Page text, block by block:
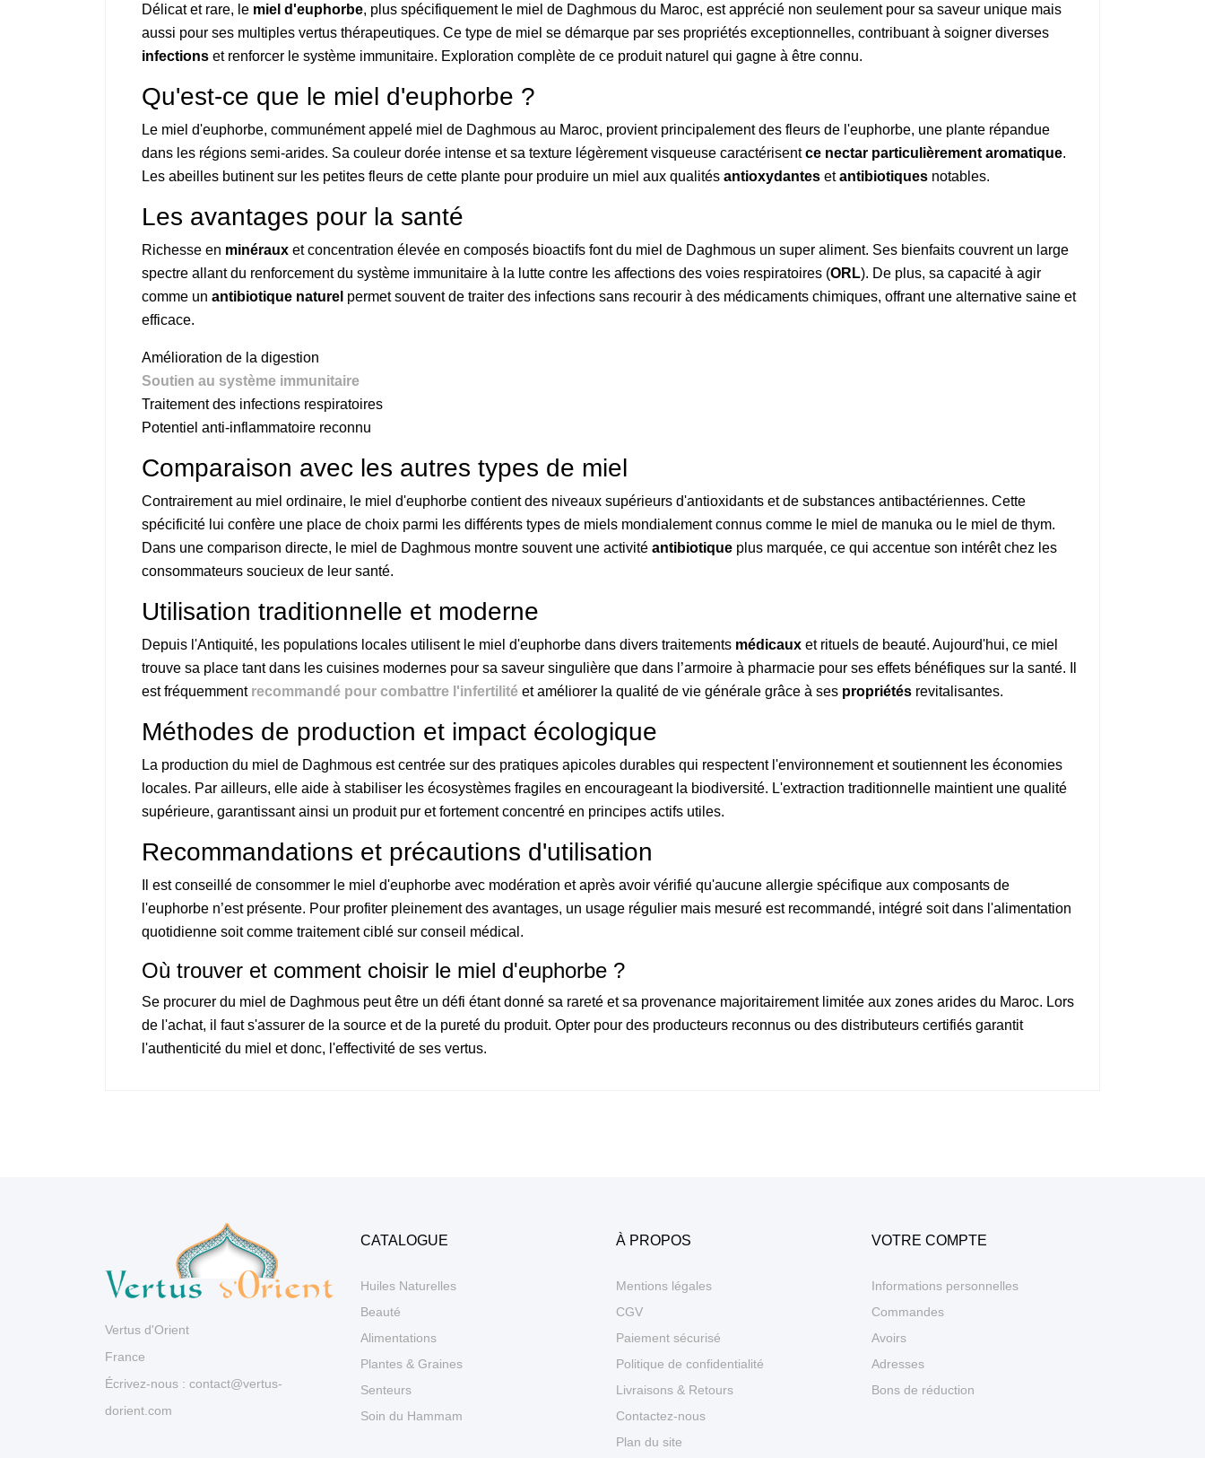
Délicat et rare, le miel d'euphorbe, plus spécifiquement le miel de Daghmous du Maroc, est apprécié non seulement pour sa saveur unique mais
aussi pour ses multiples vertus thérapeutiques. Ce type de miel se démarque par ses propriétés exceptionnelles, contribuant à soigner diverses
infections et renforcer le système immunitaire. Exploration complète de ce produit naturel qui gagne à être connu.
Qu'est-ce que le miel d'euphorbe ?
Le miel d'euphorbe, communément appelé miel de Daghmous au Maroc, provient principalement des fleurs de l'euphorbe, une plante répandue
dans les régions semi-arides. Sa couleur dorée intense et sa texture légèrement visqueuse caractérisentce nectar particulièrement aromatique.
Les abeilles butinent sur les petites fleurs de cette plante pour produire un miel aux qualités antioxydantes etantibiotiques notables.
Les avantages pour la santé
Richesse en minéraux et concentration élevée en composés bioactifs font du miel de Daghmous un super aliment. Ses bienfaits couvrent un large
spectre allant du renforcement du système immunitaire à la lutte contre les affections des voies respiratoires (ORL). De plus, sa capacité à agir
comme un antibiotique naturel permet souvent de traiter des infections sans recourir à des médicaments chimiques, offrant une alternative saine et
efficace.
Amélioration de la digestion
Soutien au système immunitaire
Traitement des infections respiratoires
Potentiel anti-inflammatoire reconnu
Comparaison avec les autres types de miel
Contrairement au miel ordinaire, le miel d'euphorbe contient des niveaux supérieurs d'antioxidants et de substances antibactériennes. Cette
spécificité lui confère une place de choix parmi les différents types de miels mondialement connus comme le miel de manuka ou le miel de thym.
Dans une comparison directe, le miel de Daghmous montre souvent une activité antibiotique plus marquée, ce qui accentue son intérêt chez les
consommateurs soucieux de leur santé.
Utilisation traditionnelle et moderne
Depuis l'Antiquité, les populations locales utilisent le miel d'euphorbe dans divers traitements médicaux et rituels de beauté. Aujourd'hui, ce miel
trouve sa place tant dans les cuisines modernes pour sa saveur singulière que dans l’armoire à pharmacie pour ses effets bénéfiques sur la santé. Il
est fréquemment recommandé pour combattre l'infertilité et améliorer la qualité de vie générale grâce à ses propriétés revitalisantes.
Méthodes de production et impact écologique
La production du miel de Daghmous est centrée sur des pratiques apicoles durables qui respectent l'environnement et soutiennent les économies
locales. Par ailleurs, elle aide à stabiliser les écosystèmes fragiles en encourageant la biodiversité. L'extraction traditionnelle maintient une qualité
supérieure, garantissant ainsi un produit pur et fortement concentré en principes actifs utiles.
Recommandations et précautions d'utilisation
Il est conseillé de consommer le miel d'euphorbe avec modération et après avoir vérifié qu'aucune allergie spécifique aux composants de
l'euphorbe n’est présente. Pour profiter pleinement des avantages, un usage régulier mais mesuré est recommandé, intégré soit dans l'alimentation
quotidienne soit comme traitement ciblé sur conseil médical.
Où trouver et comment choisir le miel d'euphorbe ?
Se procurer du miel de Daghmous peut être un défi étant donné sa rareté et sa provenance majoritairement limitée aux zones arides du Maroc. Lors
de l'achat, il faut s'assurer de la source et de la pureté du produit. Opter pour des producteurs reconnus ou des distributeurs certifiés garantit
l'authenticité du miel et donc, l'effectivité de ses vertus.
Vertus d'Orient
France
Écrivez-nous : contact@vertus-
dorient.com
CATALOGUE
Huiles Naturelles
Beauté
Alimentations
Plantes & Graines
Senteurs
Soin du Hammam
À PROPOS
Mentions légales
CGV
Paiement sécurisé
Politique de confidentialité
Livraisons & Retours
Contactez-nous
Plan du site
VOTRE COMPTE
Informations personnelles
Commandes
Avoirs
Adresses
Bons de réduction